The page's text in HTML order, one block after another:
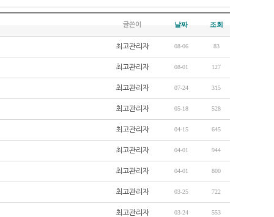
글쓴이 날짜 조회
최고관리자 08-06 83
최고관리자 08-01 127
최고관리자 07-24 315
최고관리자 05-18 528
최고관리자 04-15 645
최고관리자 04-01 944
최고관리자 04-01 800
최고관리자 03-25 722
최고관리자 03-24 553